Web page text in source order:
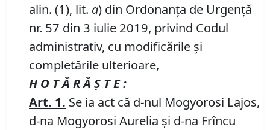
alin. (1), lit. a) din Ordonanța de Urgență
nr. 57 din 3 iulie 2019, privind Codul
administrativ, cu modificările și
completările ulterioare,
H O T Ă R Ă Ş T E :
Art. 1. Se ia act că d-nul Mogyorosi Lajos,
d-na Mogyorosi Aurelia și d-na Frîncu